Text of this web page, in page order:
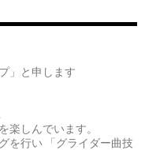
」と申します
楽しんでいます。
を行い 「グライダー曲技